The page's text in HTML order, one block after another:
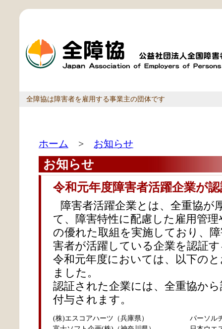
全障協は障害者を雇用する事業主の団体です
ホーム > お知らせ
お知らせ
令和元年度障害者活躍企業が
障害者活躍企業とは、全重協が
て、障害特性に配慮した雇用管
の優れた取組を実施しており、
害者が活躍している企業を認証
令和元年度においては、以下の
ました。
認証された企業には、全重協か
付与されます。
(株)エスコアハーツ（兵庫県）
パーソル